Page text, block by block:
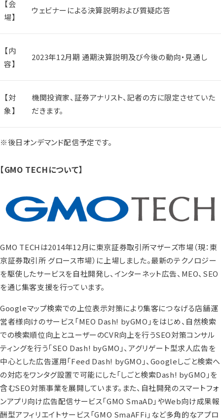
【会
場】
ウェビナーによる決算説明および質疑応答
【内
容】
2023年12月期 通期決算説明及び今後の動向・見通し
【対
象】
機関投資家、証券アナリスト、記者の方に限定させていた
だきます。
※後日オンデマンド配信予定です。
【GMO TECHについて】
GMO TECHは2014年12月に東京証券取引所マザーズ市場（現：東
京証券取引所 グロース市場）に上場しました。最新のテクノロジー
を駆使したサービスを自社開発し、インターネット広告、MEO、SEO
を通じ集客支援を行っています。
Googleマップ検索での上位表示対策により集客につなげる店舗運
営者様向けのサービス「MEO Dash! byGMO」をはじめ、自然検索
での検索順位向上とユーザーのCVR向上を行うSEO対策コンサル
ティングを行う「SEO Dash! byGMO」、アグリゲート型求人広告を
中心とした広告運用「Feed Dash! byGMO」、Googleしごと検索へ
の対応をワンタグ設置で可能にした「しごと検索Dash! byGMO」を
含むSEO対策事業を展開しています。また、自社開発のスマートフォ
ンアプリ向け広告配信サービス「GMO SmaAD」やWeb向け成果報
酬型アフィリエイトサービス「GMO SmaAFFi」など多角的なアプロ